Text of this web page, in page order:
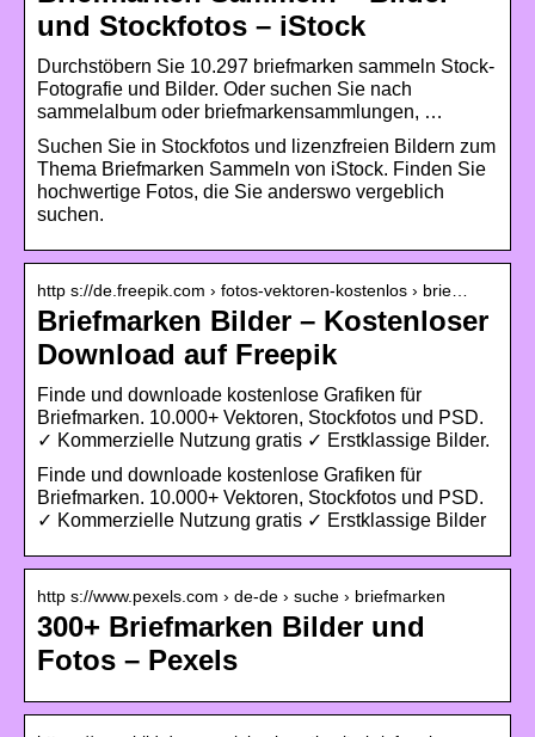
und Stockfotos – iStock
Durchstöbern Sie 10.297 briefmarken sammeln Stock-
Fotografie und Bilder. Oder suchen Sie nach
sammelalbum oder briefmarkensammlungen, …
Suchen Sie in Stockfotos und lizenzfreien Bildern zum
Thema Briefmarken Sammeln von iStock. Finden Sie
hochwertige Fotos, die Sie anderswo vergeblich
suchen.
http s://de.freepik.com › fotos-vektoren-kostenlos › brie…
Briefmarken Bilder – Kostenloser
Download auf Freepik
Finde und downloade kostenlose Grafiken für
Briefmarken. 10.000+ Vektoren, Stockfotos und PSD.
✓ Kommerzielle Nutzung gratis ✓ Erstklassige Bilder.
Finde und downloade kostenlose Grafiken für
Briefmarken. 10.000+ Vektoren, Stockfotos und PSD.
✓ Kommerzielle Nutzung gratis ✓ Erstklassige Bilder
http s://www.pexels.com › de-de › suche › briefmarken
300+ Briefmarken Bilder und
Fotos – Pexels